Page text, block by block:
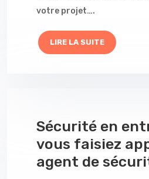
votre projet….
LIRE LA SUITE
Sécurité en
vous faisiez
agent de